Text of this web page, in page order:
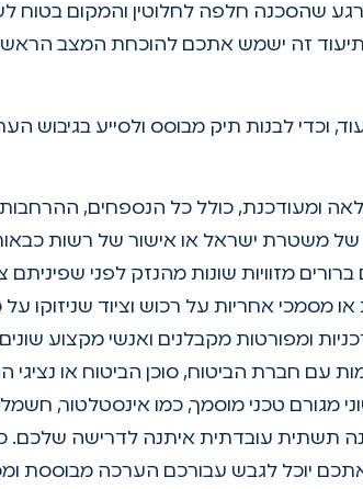
שהסכנה חלפה לחלוטין והמקום בטוח
תיעוד זה ישמש אתכם להוכחת המצב
וכדי לבנות תיק מבוסס ולסייע בגיבוש
ומעודכנת, כולל כל הנספחים,
של משטרת ישראל או אישור של רשות
ברורים מזוויות שונות מהנזק לפני
או מסמכי אחריות על רכוש וציוד שניזוקו
ומפורטות מקבלנים ואנשי מקצוע
עם חברת הביטוח, סוכן הביטוח או נציגי
מגורם טכני מוסמך, כמו אינסטלטור,
תשתית עובדתית איתנה לדרישה
יוכל לגבש עבורכם הערכה מבוססת